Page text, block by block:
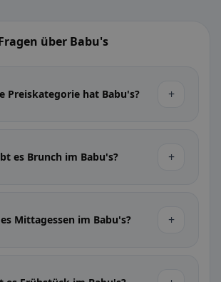
über Babu's
Preiskategorie hat Babu's? +
es Brunch im Babu's? +
Mittagessen im Babu's? +